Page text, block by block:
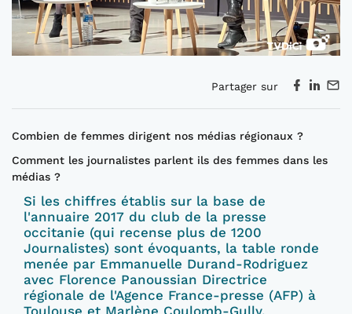
Partager sur
Combien de femmes dirigent nos médias régionaux ?
Comment les journalistes parlent ils des femmes dans les
médias ?
Si les chiffres établis sur la base de
l'annuaire 2017 du club de la presse
occitanie (qui recense plus de 1200
Journalistes) sont évoquants, la table ronde
menée par Emmanuelle Durand-Rodriguez
avec Florence Panoussian Directrice
régionale de l'Agence France-presse (AFP) à